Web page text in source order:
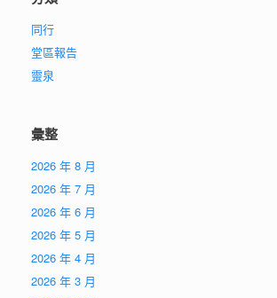
同行
堂區報告
靈泉
彙整
2026 年 8 月
2026 年 7 月
2026 年 6 月
2026 年 5 月
2026 年 4 月
2026 年 3 月